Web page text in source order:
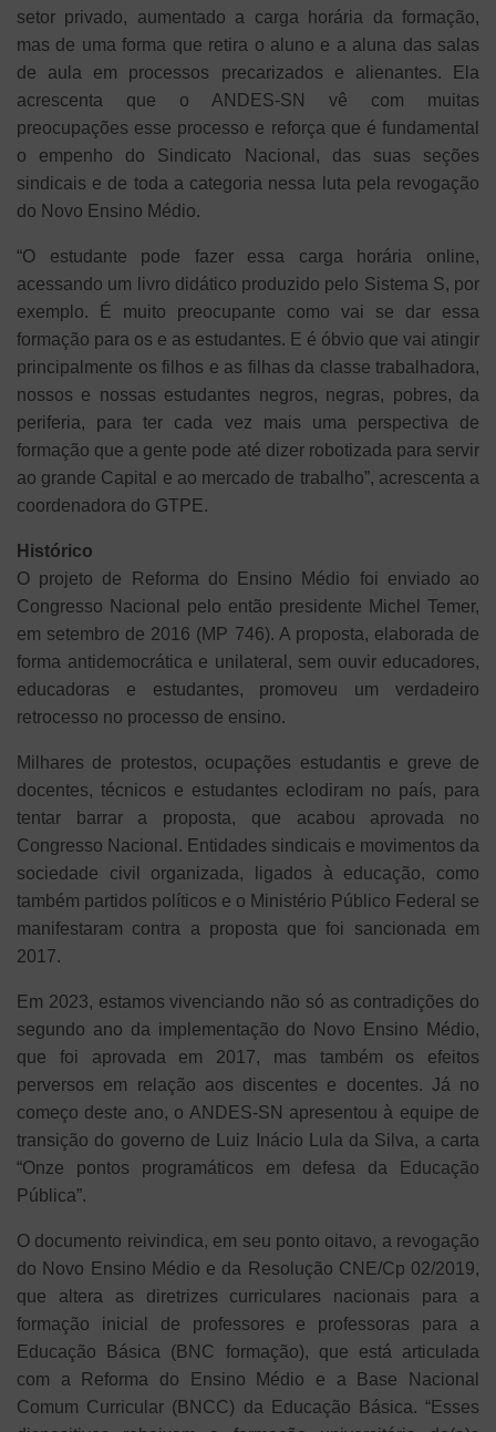
setor privado, aumentado a carga horária da formação,
mas de uma forma que retira o aluno e a aluna das salas
de aula em processos precarizados e alienantes. Ela
acrescenta que o ANDES-SN vê com muitas
preocupações esse processo e reforça que é fundamental
o empenho do Sindicato Nacional, das suas seções
sindicais e de toda a categoria nessa luta pela revogação
do Novo Ensino Médio.
“O estudante pode fazer essa carga horária online,
acessando um livro didático produzido pelo Sistema S, por
exemplo. É muito preocupante como vai se dar essa
formação para os e as estudantes. E é óbvio que vai atingir
principalmente os filhos e as filhas da classe trabalhadora,
nossos e nossas estudantes negros, negras, pobres, da
periferia, para ter cada vez mais uma perspectiva de
formação que a gente pode até dizer robotizada para servir
ao grande Capital e ao mercado de trabalho”, acrescenta a
coordenadora do GTPE.
Histórico
O projeto de Reforma do Ensino Médio foi enviado ao
Congresso Nacional pelo então presidente Michel Temer,
em setembro de 2016 (MP 746). A proposta, elaborada de
forma antidemocrática e unilateral, sem ouvir educadores,
educadoras e estudantes, promoveu um verdadeiro
retrocesso no processo de ensino.
Milhares de protestos, ocupações estudantis e greve de
docentes, técnicos e estudantes eclodiram no país, para
tentar barrar a proposta, que acabou aprovada no
Congresso Nacional. Entidades sindicais e movimentos da
sociedade civil organizada, ligados à educação, como
também partidos políticos e o Ministério Público Federal se
manifestaram contra a proposta que foi sancionada em
2017.
Em 2023, estamos vivenciando não só as contradições do
segundo ano da implementação do Novo Ensino Médio,
que foi aprovada em 2017, mas também os efeitos
perversos em relação aos discentes e docentes. Já no
começo deste ano, o ANDES-SN apresentou à equipe de
transição do governo de Luiz Inácio Lula da Silva, a carta
“Onze pontos programáticos em defesa da Educação
Pública”.
O documento reivindica, em seu ponto oitavo, a revogação
do Novo Ensino Médio e da Resolução CNE/Cp 02/2019,
que altera as diretrizes curriculares nacionais para a
formação inicial de professores e professoras para a
Educação Básica (BNC formação), que está articulada
com a Reforma do Ensino Médio e a
Base Nacional
Comum Curricular (BNCC) da Educação Básica. “Esses